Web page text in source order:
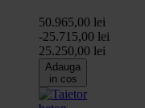
50.965,00 lei
-25.715,00 lei
25.250,00 lei
Adauga
in cos